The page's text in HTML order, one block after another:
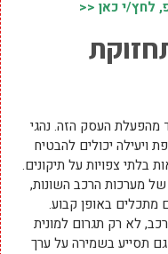
לחץ/י כאן <<
מהפעלת העסק הזה. נהגי
ויעילה יכולים להבטיח
בלתי צפויות על תיקונים.
מערכות הרכב השונות,
מתכלים באופן קבוע.
לא רק תגרום למונית
תסייע בשמירה על ערך